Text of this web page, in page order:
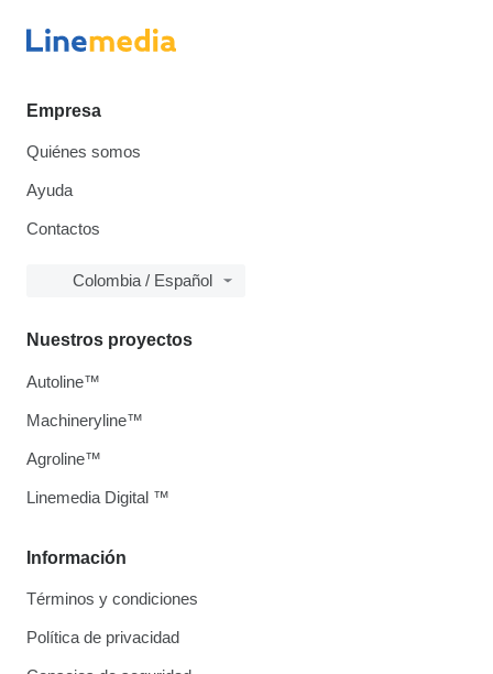
Empresa
Quiénes somos
Ayuda
Contactos
Colombia / Español
Información
Términos y condiciones
Política de privacidad
Nuestros proyectos
Autoline™
Machineryline™
Agroline™
Linemedia Digital ™